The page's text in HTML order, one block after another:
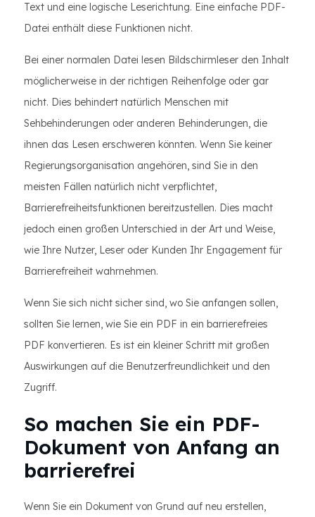
Text und eine logische Leserichtung. Eine einfache PDF-
Datei enthält diese Funktionen nicht.
Bei einer normalen Datei lesen Bildschirmleser den Inhalt
möglicherweise in der richtigen Reihenfolge oder gar
nicht. Dies behindert natürlich Menschen mit
Sehbehinderungen oder anderen Behinderungen, die
ihnen das Lesen erschweren könnten. Wenn Sie keiner
Regierungsorganisation angehören, sind Sie in den
meisten Fällen natürlich nicht verpflichtet,
Barrierefreiheitsfunktionen bereitzustellen. Dies macht
jedoch einen großen Unterschied in der Art und Weise,
wie Ihre Nutzer, Leser oder Kunden Ihr Engagement für
Barrierefreiheit wahrnehmen.
Wenn Sie sich nicht sicher sind, wo Sie anfangen sollen,
sollten Sie lernen, wie Sie ein PDF in ein barrierefreies
PDF konvertieren. Es ist ein kleiner Schritt mit großen
Auswirkungen auf die Benutzerfreundlichkeit und den
Zugriff.
So machen Sie ein PDF-
Dokument von Anfang an
barrierefrei
Wenn Sie ein Dokument von Grund auf neu erstellen,